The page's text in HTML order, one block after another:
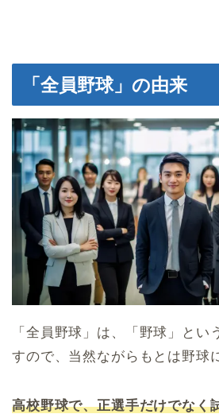
「全員野球」の由来
「全員野球」は、「野球」とい
すので、当然ながらもとは野球
高校野球で、正選手だけでなく